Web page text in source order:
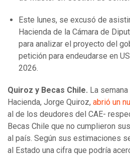
Este lunes, se excusó de
Hacienda de la Cámara de
para analizar el proyecto del
petición para endeudarse en
2026.
Quiroz y Becas Chile. La
Hacienda, Jorge Quiroz, abrió un
al de los deudores del CAE-
Becas Chile que no cumplieron
al país. Según sus estimaciones
al Estado una cifra que podría